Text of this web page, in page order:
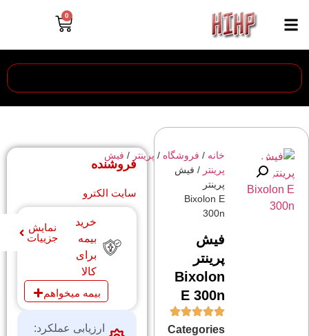
0
فروشنده
سایت الکترو
خرید
بیمه
برای
کالا
نمایش
جزییات
بیمه میخواهم
ارزیابی عملکرد:
خانه / فروشگاه / پرینتر / فیش
پرینتر / فیش
پرینتر
Bixolon E
300n
فیش
پرینتر
Bixolon
E 300n
Categories